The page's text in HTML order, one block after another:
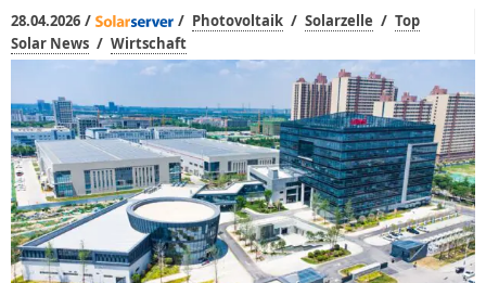
28.04.2026 / / Photovoltaik / Solarzelle / Top
Solar News / Wirtschaft